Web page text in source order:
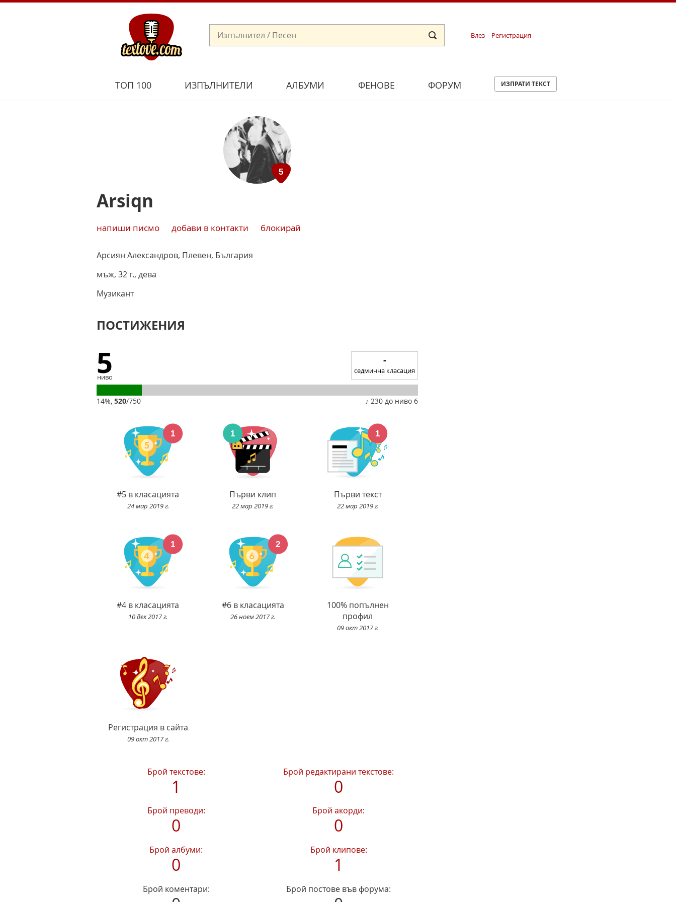
Влез Регистрация
ТОП 100 ИЗПЪЛНИТЕЛИ АЛБУМИ ФЕНОВЕ ФОРУМ ИЗПРАТИ ТЕКСТ
Arsiqn
напиши писмо добави в контакти блокирай
Арсиян Александров, Плевен, България
мъж, 32 г., дева
Музикант
ПОСТИЖЕНИЯ
5
ниво
-
седмична класация
14%, 520/750 ♪ 230 до ниво 6
#5 в класацията
24 мар 2019 г.
Първи клип
22 мар 2019 г.
Първи текст
22 мар 2019 г.
#4 в класацията
10 дек 2017 г.
#6 в класацията
26 ноем 2017 г.
100% попълнен
профил
09 окт 2017 г.
Регистрация в сайта
09 окт 2017 г.
Брой текстове:
1
Брой редактирани текстове:
0
Брой преводи:
0
Брой акорди:
0
Брой албуми:
0
Брой клипове:
1
Брой коментари: Брой постове във форума: